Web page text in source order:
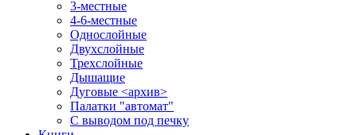
3-местные
4-6-местные
Однослойные
Двухслойные
Трехслойные
Дышащие
Дуговые <архив>
Палатки "автомат"
C выводом под печку